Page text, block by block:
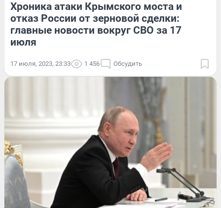
Хроника атаки Крымского моста и
отказ России от зерновой сделки:
главные новости вокруг СВО за 17
июля
17 июля, 2023, 23:33 1 456 Обсудить